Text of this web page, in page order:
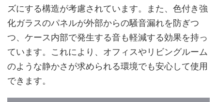
ズにする構造が考慮されています。また、色付き強
化ガラスのパネルが外部からの騒音漏れを防ぎつ
つ、ケース内部で発生する音も軽減する効果を持っ
ています。これにより、オフィスやリビングルーム
のような静かさが求められる環境でも安心して使用
できます。